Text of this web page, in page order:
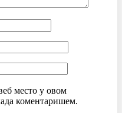
место у овом
коментаришем.